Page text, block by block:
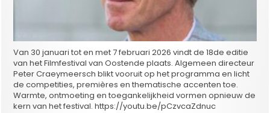
Van 30 januari tot en met 7 februari 2026 vindt de 18de editie
van het Filmfestival van Oostende plaats. Algemeen directeur
Peter Craeymeersch blikt vooruit op het programma en licht
de competities, premières en thematische accenten toe.
Warmte, ontmoeting en toegankelijkheid vormen opnieuw de
kern van het festival. https://youtu.be/pCzvcaZdnuc